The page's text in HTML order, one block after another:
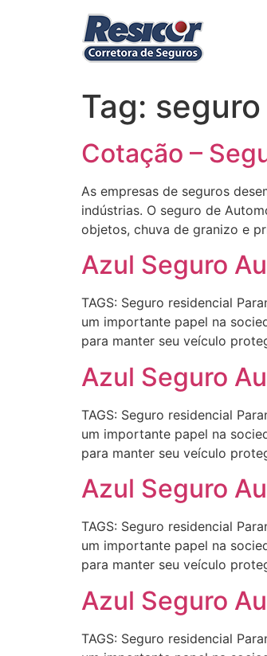
Tag:
Cotação –
As empresas de seguros
indústrias. O seguro de
objetos, chuva de granizo e
Azul Seguro
TAGS: Seguro residencial
um importante papel na
para manter seu veículo
Azul Seguro
TAGS: Seguro residencial
um importante papel na
para manter seu veículo
Azul Seguro
TAGS: Seguro residencial
um importante papel na
para manter seu veículo
Azul Seguro
TAGS: Seguro residencial